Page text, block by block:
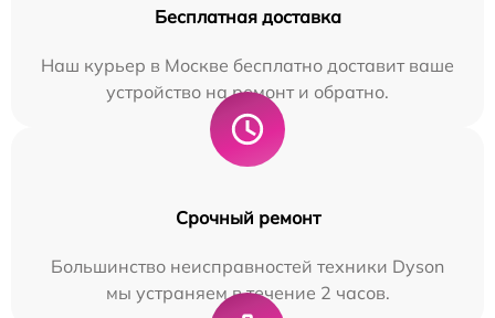
Бесплатная доставка
Наш курьер в Москве бесплатно доставит ваше
устройство на ремонт и обратно.
Срочный ремонт
Большинство неисправностей техники Dyson
мы устраняем в течение 2 часов.